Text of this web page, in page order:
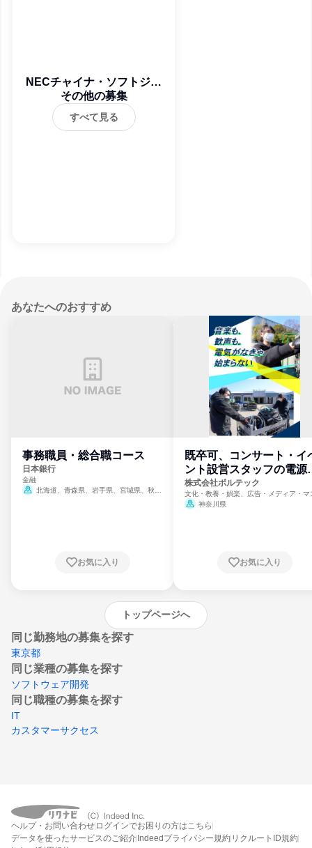
NECチャイナ・ソフトジャ
パン株式会社
その他の募集
すべて見る
あなたへのおすすめ
事務職員・総合職コース
日本銀行
金融
北海道、青森県、岩手県、宮城県、秋田
崎県、熊本県、大分県、宮崎県、鹿児島県、
お気に入り
既卒可、コンサート・イ
ント設営スタッフの電源
門
株式会社ボルテック
文化・教養・娯楽、広告・メディア・マ
ミ、電力・ガス・水道・エネルギー
神奈川県
お気に入り
トップページへ
同じ勤務地の募集を探す
東京都
同じ業種の募集を探す
ソフトウェア開発
同じ職種の募集を探す
IT
カスタマーサクセス
ヘルプ・お問い合わせ ログインでお困りの方はこちら
データを使ったサービスのご紹介Indeedプライバシー規約 リクルートID規約